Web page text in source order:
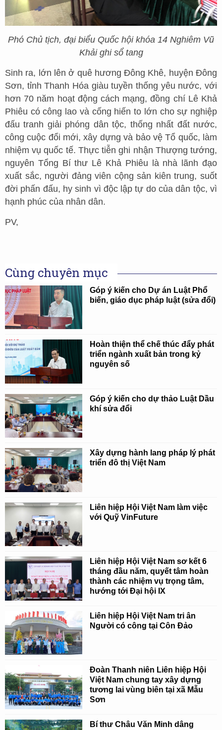
Phó Chủ tịch, đại biểu Quốc hội khóa 14 Nghiêm Vũ
Khải ghi sổ tang
Sinh ra, lớn lên ở quê hương Đông Khê, huyện Đông
Sơn, tỉnh Thanh Hóa giàu tuyền thống yêu nước, với
hơn 70 năm hoạt động cách mạng, đồng chí Lê Khả
Phiêu có công lao và cống hiến to lớn cho sự nghiệp
đấu tranh giải phóng dân tộc, thống nhất đất nước,
công cuộc đổi mới, xây dựng và bảo vệ Tổ quốc, làm
nhiệm vụ quốc tế. Thực tiễn ghi nhận Thượng tướng,
nguyên Tổng Bí thư Lê Khả Phiêu là nhà lãnh đạo
xuất sắc, người đảng viên cộng sản kiên trung, suốt
đời phấn đấu, hy sinh vì độc lập tự do của dân tộc, vì
hạnh phúc của nhân dân.
PV,
Cùng chuyên mục
Góp ý kiến cho Dự án Luật Phổ
biến, giáo dục pháp luật (sửa đổi)
Hoàn thiện thể chế thúc đẩy phát
triển ngành xuất bản trong kỷ
nguyên số
Góp ý kiến cho dự thảo Luật Dầu
khí sửa đổi
Xây dựng hành lang pháp lý phát
triển đô thị Việt Nam
Liên hiệp Hội Việt Nam làm việc
với Quỹ VinFuture
Liên hiệp Hội Việt Nam sơ kết 6
tháng đầu năm, quyết tâm hoàn
thành các nhiệm vụ trọng tâm,
hướng tới Đại hội IX
Liên hiệp Hội Việt Nam tri ân
Người có công tại Côn Đảo
Đoàn Thanh niên Liên hiệp Hội
Việt Nam chung tay xây dựng
tương lai vùng biên tại xã Mẫu
Sơn
Bí thư Châu Văn Minh dâng